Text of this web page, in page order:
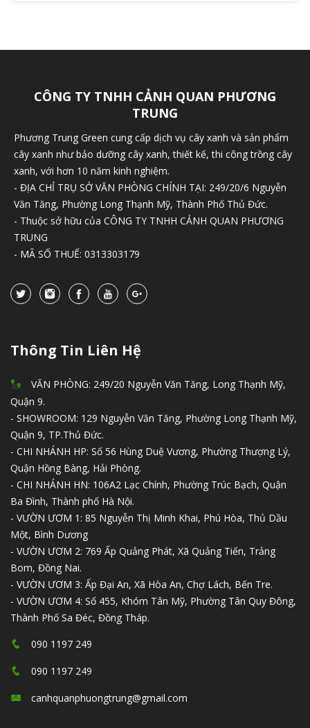
CÔNG TY TNHH CẢNH QUAN PHƯƠNG
TRUNG
Phương Trung Green cung cấp dịch vụ cây xanh và sản phẩm
cây xanh như bảo dưỡng cây xanh, thiết kế, thi công trồng cây
xanh, với hơn 10 năm kinh nghiệm.
- ĐỊA CHỈ TRỤ SỞ VĂN PHÒNG CHÍNH TẠI: 249/20/6 Nguyễn
Văn Tăng, Phường Long Thạnh Mỹ, Thành Phố Thủ Đức.
- Thuộc sở hữu của CÔNG TY TNHH CẢNH QUAN PHƯƠNG
TRUNG
- MÃ SỐ THUẾ: 0313303179
Thông Tin Liên Hệ
VĂN PHÒNG: 249/20 Nguyễn Văn Tăng, Long Thạnh Mỹ,
Quận 9.
- SHOWROOM: 129 Nguyễn Văn Tăng, Phường Long Thạnh Mỹ,
Quận 9, TP.Thủ Đức.
- CHI NHÁNH HP: Số 56 Hùng Duệ Vương, Phường Thượng Lý,
Quận Hồng Bàng, Hải Phòng.
- CHI NHÁNH HN: 106A2 Lạc Chính, Phường Trúc Bạch, Quận
Ba Đình, Thành phố Hà Nội.
- VƯỜN ƯƠM 1: 85 Nguyễn Thị Minh Khai, Phú Hòa, Thủ Dầu
Một, Bình Dương
- VƯỜN ƯƠM 2: 769 Ấp Quảng Phát, Xã Quảng Tiến, Trảng
Bom, Đồng Nai.
- VƯỜN ƯƠM 3: Ấp Đại An, Xã Hòa An, Chợ Lách, Bến Tre.
- VƯỜN ƯƠM 4: Số 455, Khóm Tân Mỹ, Phường Tân Quy Đông,
Thành Phố Sa Đéc, Đồng Tháp.
090 1197 249
090 1197 249
canhquanphuongtrung@gmail.com